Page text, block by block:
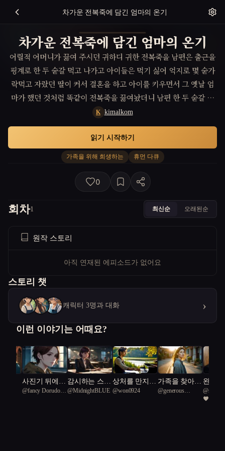
차가운 전복죽에 담긴 엄마의 온기
차가운 전복죽에 담긴 엄마의 온기
어릴적 어머니가 끓여 주시던 귀하디 귀한 전복죽을 남편은 출근을
핑계로 한 두 숟갈 먹고 나가고 아이들은 먹기 싫어 억지로 몇 숟가
락먹고 자랐던 딸이 커서 결혼을 하고 아이를 키우면서 그 옛날 엄
마가 했던 것처럼 똑같이 전복죽을 끓여놨더니 남편 한 두 숟갈 먹
고 아이들은 먹기 싫어 하는 똑같은 상황이 반복 된다. 그때 비로소
그 딸은 자신의 어머니의 마음을 이해하게 되고 혼자 쓸쓸이 남은
차가운 전복죽을 먹고 있을 때 주방에서 어머니가 따뜻한 전복죽 끓
여서 내 오는 환상을 보며 혼자 몰래 눈물을 흘린다. 직장에서 돌아
온 남편과 아이들은 그런 엄마의 모습을 보며 엄마 진심에 감동 하
고 다 같이 둘러 앉아 전복죽을 먹는다
K kimalkom
가족을 위해 희생하는 휴먼 다큐
읽기 시작하기
0
회차1 최신순 오래된순
원작 스토리
아직 연재된 에피소드가 없어요
스토리 챗
캐릭터 3명과 대화 ›
이런 이야기는 어때요?
사진기 뒤에서
가족을 만났다
@fancy Dorudon
감시하는 스파
이 지켜야 하
@MidnightBLUE
상처를 만지는
피아노
@won0924
가족을 찾아
떠난 다큐 감
@generous
완벽
@